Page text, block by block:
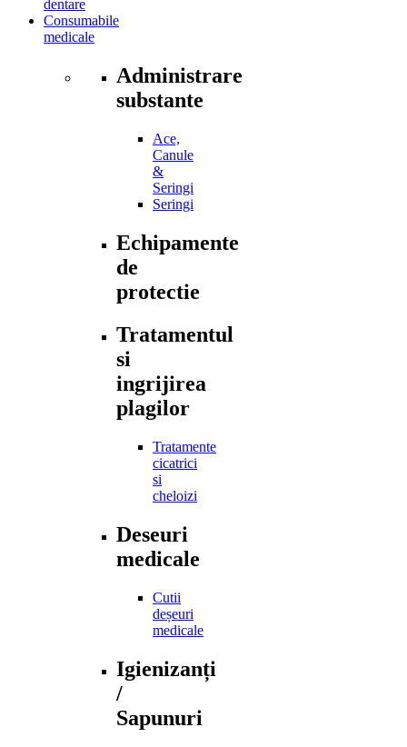
dentare
Consumabile
medicale
Administrare
substante
Ace,
Canule
&
Seringi
Seringi
Echipamente
de
protectie
Tratamentul
si
ingrijirea
plagilor
Tratamente
cicatrici
si
cheloizi
Deseuri
medicale
Cutii
deșeuri
medicale
Igienizanți
/
Sapunuri